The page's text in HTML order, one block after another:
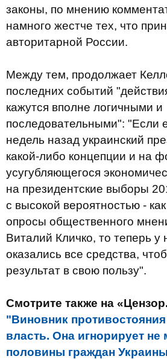
законы, по мнению
намного жестче тех, что
авторитарной России.
Между тем, продолжает
последних событий
кажутся вполне логичными и
последовательными": "Если
недель назад украинский
какой-либо концепции и на
усугубляющегося
на президентские выборы
с высокой вероятностью -
опросы общественного
Виталий Кличко, то теперь у
оказались все средства,
результат в свою пользу".
Смотрите также на
"Виновник
власть. Она игнорирует не
половины граждан